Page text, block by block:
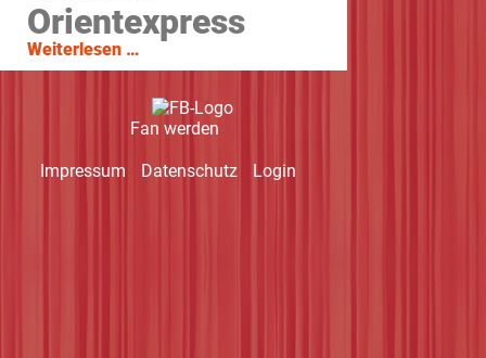
Orientexpress
Weiterlesen …Mord
im
Fan werden
Navigation
Impressum Datenschutz Login